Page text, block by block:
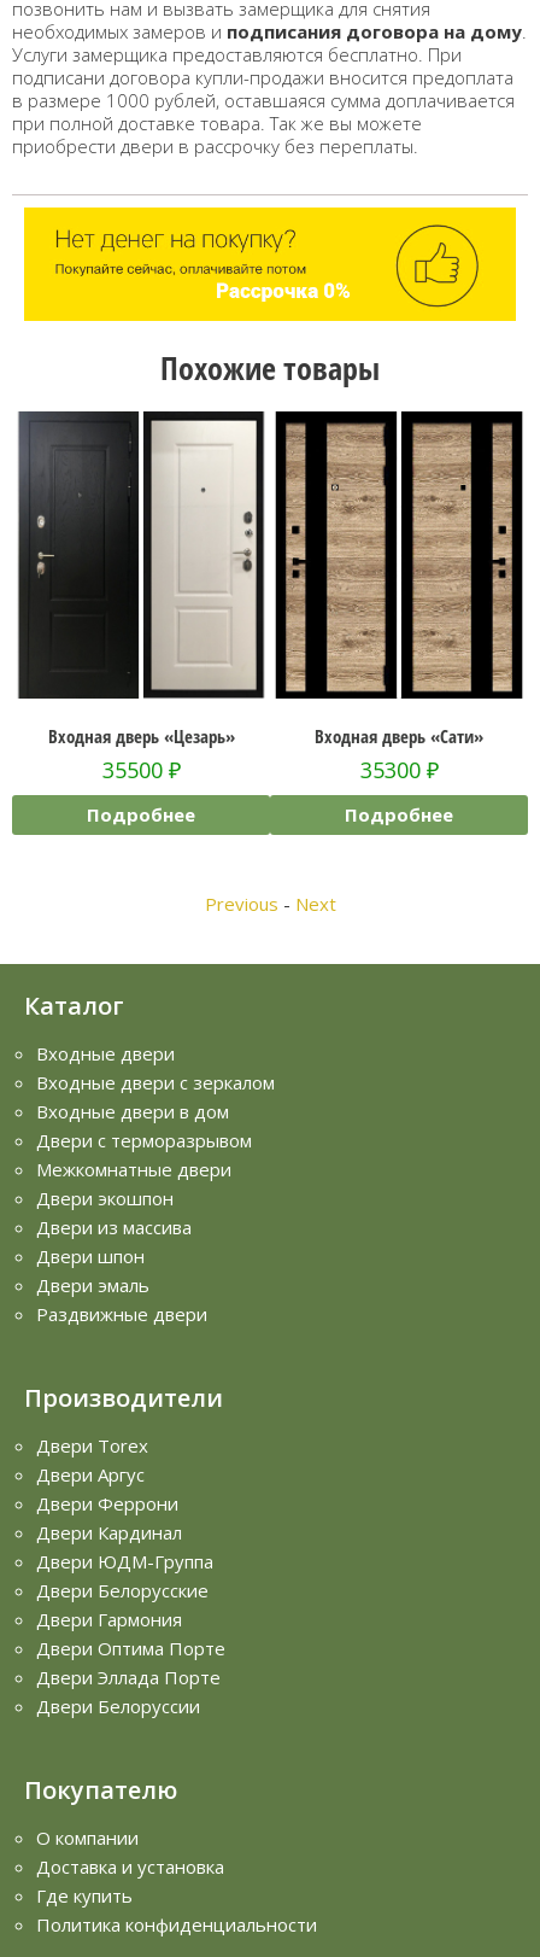
позвонить нам и вызвать замерщика для снятия
необходимых замеров и подписания договора на дому
Услуги замерщика предоставляются бесплатно. При
подписани договора купли-продажи вносится предоплата
в размере 1000 рублей, оставшаяся сумма доплачивается
при полной доставке товара. Так же вы можете
приобрести двери в рассрочку без переплаты.
Похожие товары
Входная дверь «Сати»
35300
Подробнее
Входная дверь «STR
54800
Подробнее
Previous - Next
Каталог
Входные двери
Входные двери с зеркалом
Входные двери в дом
Двери с терморазрывом
Межкомнатные двери
Двери экошпон
Двери из массива
Двери шпон
Двери эмаль
Раздвижные двери
Производители
Двери Torex
Двери Аргус
Двери Феррони
Двери Кардинал
Двери ЮДМ-Группа
Двери Белорусские
Двери Гармония
Двери Оптима Порте
Двери Эллада Порте
Двери Белоруссии
Покупателю
О компании
Доставка и установка
Где купить
Политика конфиденциальности